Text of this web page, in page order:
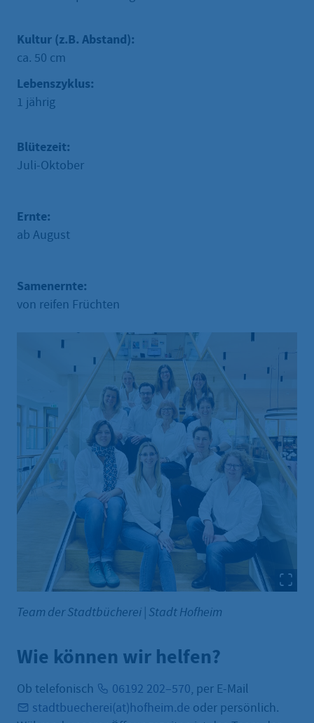
Kultur (z.B. Abstand):
ca. 50 cm
Lebenszyklus:
1 jährig
Blütezeit:
Juli-Oktober
Ernte:
ab August
Samenernte:
von reifen Früchten
Team der Stadtbücherei | Stadt Hofheim
Wie können wir helfen?
Ob telefonisch 06192 202–570, per E-Mail
stadtbuecherei(at)hofheim.de oder persönlich.